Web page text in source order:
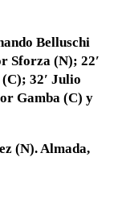
Belluschi
Sforza (N); 22′
32′ Julio
Gamba (C) y
(N). Almada,